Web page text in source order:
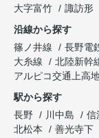
大字富竹
諏訪形
沿線から探す
篠ノ井線
長野電
大糸線
北陸新幹
アルピコ交通上高
駅から探す
長野
川中島 信
北松本
善光寺下